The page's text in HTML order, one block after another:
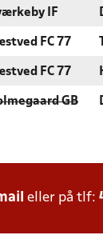
IF
FC 77
FC 77
GB
eller på tlf: